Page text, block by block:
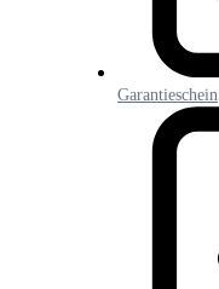
Garantieschein